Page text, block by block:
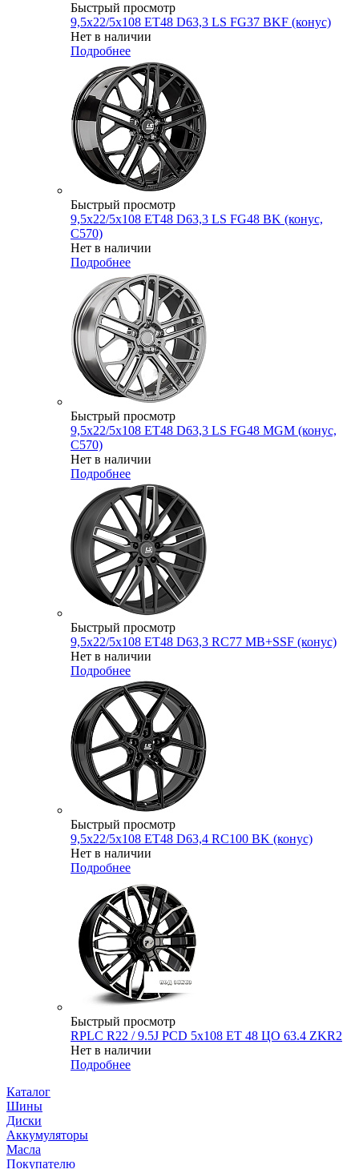
Быстрый просмотр
9,5x22/5x108 ET48 D63,3 LS FG37 BKF (конус)
Нет в наличии
Подробнее
Быстрый просмотр
9,5x22/5x108 ET48 D63,3 LS FG48 BK (конус,
C570)
Нет в наличии
Подробнее
Быстрый просмотр
9,5x22/5x108 ET48 D63,3 LS FG48 MGM (конус,
C570)
Нет в наличии
Подробнее
Быстрый просмотр
9,5x22/5x108 ET48 D63,3 RC77 MB+SSF (конус)
Нет в наличии
Подробнее
Быстрый просмотр
9,5x22/5x108 ET48 D63,4 RC100 BK (конус)
Нет в наличии
Подробнее
Быстрый просмотр
RPLC R22 / 9.5J PCD 5x108 ЕТ 48 ЦО 63.4 ZKR2
Нет в наличии
Подробнее
Каталог
Шины
Диски
Аккумуляторы
Масла
Покупателю